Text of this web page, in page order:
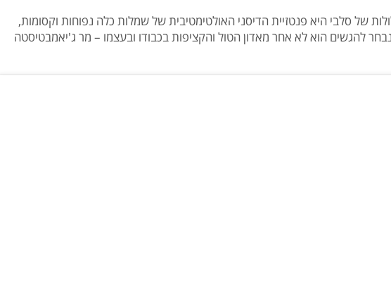
של סלבי היא פנטזיית הדיסני האולטימטיבית של שמלות כלה נפוחות וקסומות,
להגשים הוא לא אחר מאדון הטול והקציפות בכבודו ובעצמו – מר ג'יאמבטיסטה